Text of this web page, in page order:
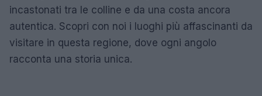
incastonati tra le colline e da una costa ancora
autentica. Scopri con noi i luoghi più affascinanti da
visitare in questa regione, dove ogni angolo
racconta una storia unica.